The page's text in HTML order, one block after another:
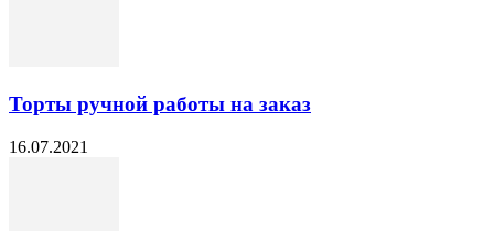
Торты ручной работы на заказ
16.07.2021